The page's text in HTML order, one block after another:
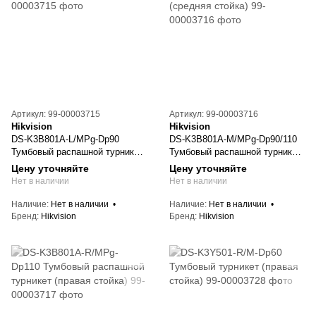
Артикул: 99-00003715
Hikvision
DS-K3B801A-L/MPg-Dp90
Тумбовый распашной турникет
(левая стойка)
Цену уточняйте
Нет в наличии
Наличие
Нет в наличии
Бренд Hikvision
Артикул: 99-00003716
Hikvision
DS-K3B801A-M/MPg-Dp90/110
Тумбовый распашной турникет
(средняя стойка)
Цену уточняйте
Нет в наличии
Наличие
Нет в наличии
Бренд Hikvision